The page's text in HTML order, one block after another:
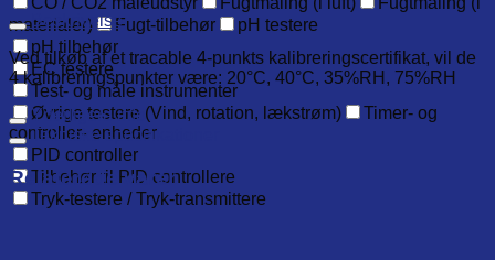
materialer)
Fugt-tilbehør
pH testere
pH tilbehør
EC testere
Test- og måle instrumenter
Øvrige testere (Vind, rotation, lækstrøm)
Timer- og
controller- enheder
PID controller
Tilbehør til PID controllere
Tryk-testere / Tryk-transmittere
Beskrivelse
Ved tilkøb af et tracable 4-punkts kalibreringscertifikat, vil de
4 kalibreringspunkter være: 20°C, 40°C, 35%RH, 75%RH
Yderligere info
Tekniske specifikationer
Relaterede varer